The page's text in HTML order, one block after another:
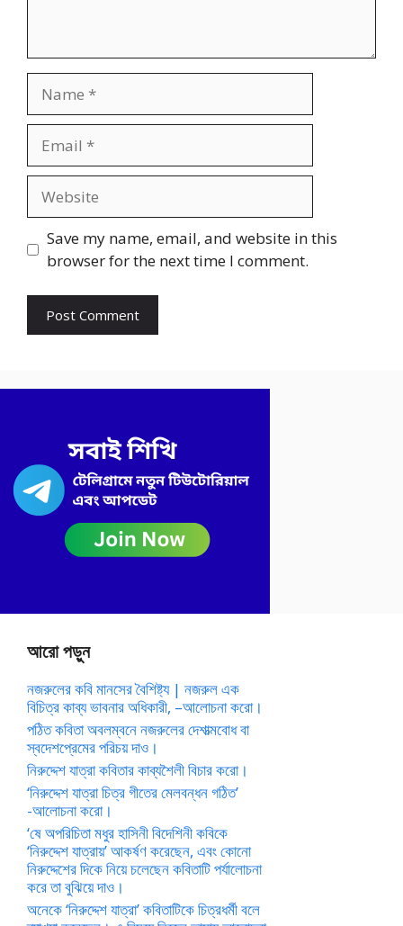
Save my name, email, and website in this
browser for the next time I comment.
আরো পড়ুন
নজরুলের কবি মানসের বৈশিষ্ট্য | নজরুল এক
বিচিত্র কাব্য ভাবনার অধিকারী, –আলোচনা করো।
পঠিত কবিতা অবলম্বনে নজরুলের দেশাত্মবোধ বা
স্বদেশপ্রেমের পরিচয় দাও।
নিরুদ্দেশ যাত্রা কবিতার কাব্যশৈলী বিচার করো।
‘নিরুদ্দেশ যাত্রা চিত্র গীতের মেলবন্ধন গঠিত’
-আলোচনা করো।
‘ষে অপরিচিতা মধুর হাসিনী বিদেশিনী কবিকে
‘নিরুদ্দেশ যাত্রায়’ আকর্ষণ করেছেন, এবং কোনো
নিরুদ্দেশের দিকে নিয়ে চলেছেন কবিতাটি পর্যালোচনা
করে তা বুঝিয়ে দাও।
অনেকে ‘নিরুদ্দেশ যাত্রা’ কবিতাটিকে চিত্রধর্মী বলে